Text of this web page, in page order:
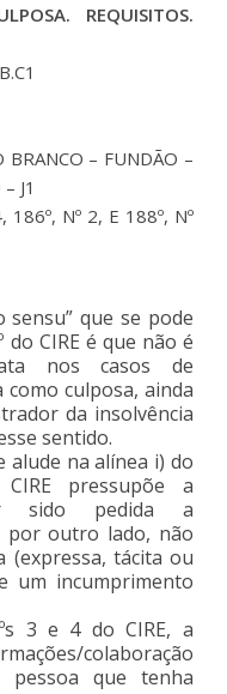
REQUISITOS.
BRANCO – FUNDÃO –
J1
186º, Nº 2, E 188º, Nº
que se pode
CIRE é que não é
nos casos de
como culposa, ainda
da insolvência
sentido.
alude na alínea i) do
pressupõe a
sido pedida a
por outro lado, não
(expressa, tácita ou
um incumprimento
3 e 4 do CIRE, a
colaboração
pessoa que tenha